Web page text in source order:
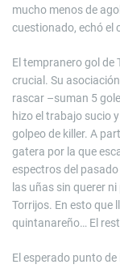
mucho menos de
cuestionado, echó el
El tempranero gol de
crucial. Su
rascar –suman 5
hizo el trabajo sucio
golpeo de killer. A
gatera por la que
espectros del
las uñas sin querer
Torrijos. En esto que
quintanareño… El
El esperado punto de